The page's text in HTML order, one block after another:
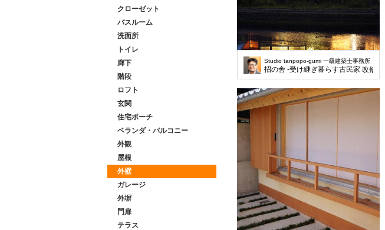
クローゼット
バスルーム
洗面所
トイレ
廊下
階段
ロフト
玄関
住宅ポーチ
ベランダ・バルコニー
外観
屋根
外壁
ガレージ
外塀
門扉
テラス
Studio tanpopo-gumi 一級建築士事務所
招の舎 -受け継ぎ暮らす古民家 改修-